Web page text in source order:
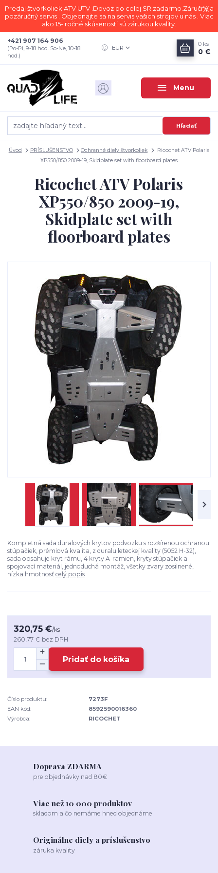
Predaj štvorkoliek ATV UTV .Dovoz po celej SR zadarmo.Záručný a
pozáručný servis . Objednajte sa na servis vašich strojov u nás . Viac
ako 15- ročné skúsenosti sú zárukou kvality.
Menu
EUR
Hľadať
+421 907 164 906
(Po-Pi, 9-18 hod. So-Ne, 10-18
hod.)
0 ks
0 €
Úvod PRÍSLUŠENSTVO Ochranné diely štvorkoliek
Ricochet ATV Polaris
XP550/850 2009-19, Skidplate set with floorboard plates
Ricochet ATV Polaris
XP550/850 2009-19,
Skidplate set with
floorboard plates
Kompletná sada duralových krytov podvozku s rozšírenou ochranou
stúpačiek, prémiová kvalita, z duralu leteckej kvality (5052 H-32),
sada obsahuje kryt rámu, 4 kryty A-ramien, kryty stúpačiek a
spojovací materiál, jednoduchá montáž, všetky zvary zosilnené,
nízka hmotnosť celý popis
320,75 €/ks
260,77 € bez DPH
Pridať do košíka
Číslo produktu:
7273F
EAN kód:
8592590016360
Výrobca:
RICOCHET
Doprava ZDARMA
pre objednávky nad 80€
Viac než 10 000 produktov
skladom a čo nemáme hned objednáme
Originálne diely a príslušenstvo
záruka kvality